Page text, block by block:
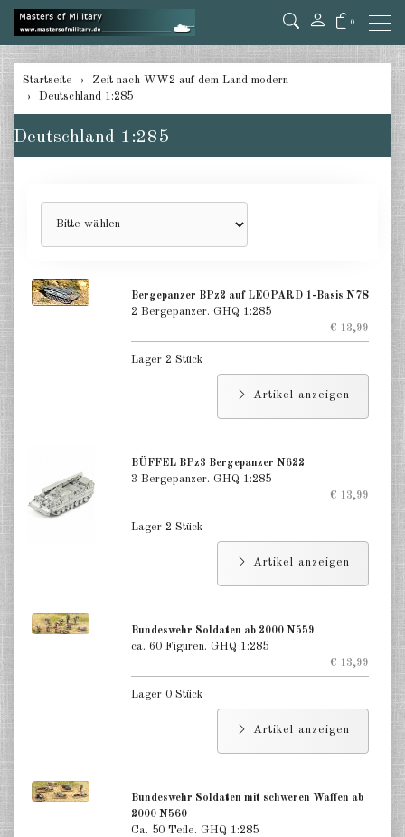
0
zurück
USA Panzer 1:285
USA andere 1:285
Großbritannien & Commonwealth
1:285
Frankreich & Niederlande 1:285
Rot China 1:285
Warschauer Pakt Panzer 1:285
Vietnam Krieg 1:285
Startseite
Zeit nach WW2 auf dem Land modern
Deutschland 1:285
Deutschland 1:285
Bergepanzer BPz2 auf LEOPARD 1-Basis N78
2 Bergepanzer. GHQ 1:285
€ 13,99
Lager 2 Stück
Artikel anzeigen
BÜFFEL BPz3 Bergepanzer N622
3 Bergepanzer. GHQ 1:285
€ 13,99
Lager 2 Stück
Artikel anzeigen
Bundeswehr Soldaten ab 2000 N559
ca. 60 Figuren. GHQ 1:285
€ 13,99
Lager 0 Stück
Artikel anzeigen
Bundeswehr Soldaten mit schweren Waffen ab
2000 N560
Ca. 50 Teile. GHQ 1:285